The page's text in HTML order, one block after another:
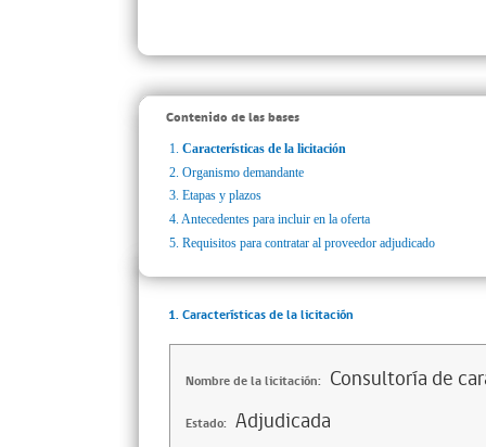
Contenido de las bases
1. Características de la licitación
2. Organismo demandante
3. Etapas y plazos
4. Antecedentes para incluir en la oferta
5. Requisitos para contratar al proveedor adjudicado
1. Características de la licitación
Nombre de la licitación: Consultoría de
Estado: Adjudicada